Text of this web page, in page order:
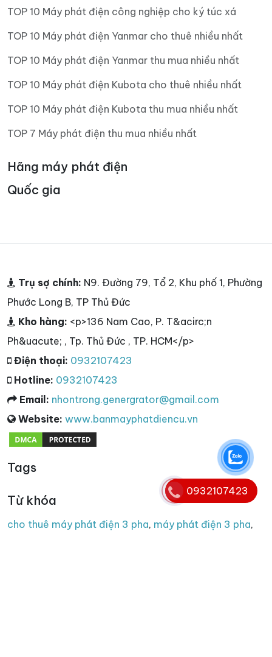
TOP 10 Máy phát điện công nghiệp cho ký túc xá
TOP 10 Máy phát điện Yanmar cho thuê nhiều nhất
TOP 10 Máy phát điện Yanmar thu mua nhiều nhất
TOP 10 Máy phát điện Kubota cho thuê nhiều nhất
TOP 10 Máy phát điện Kubota thu mua nhiều nhất
TOP 7 Máy phát điện thu mua nhiều nhất
Hãng máy phát điện
Quốc gia
Trụ sợ chính: N9. Đường 79, Tổ 2, Khu phố 1, Phường
Phước Long B, TP Thủ Đức
Kho hàng: <p>136 Nam Cao, P. T&acirc;n
Ph&uacute; , Tp. Thủ Đức , TP. HCM</p>
Điện thoại: 0932107423
Hotline: 0932107423
Email: nhontrong.genergrator@gmail.com
Website: www.banmayphatdiencu.vn
Tags
Từ khóa
cho thuê máy phát điện 3 pha, máy phát điện 3 pha,
0932107423